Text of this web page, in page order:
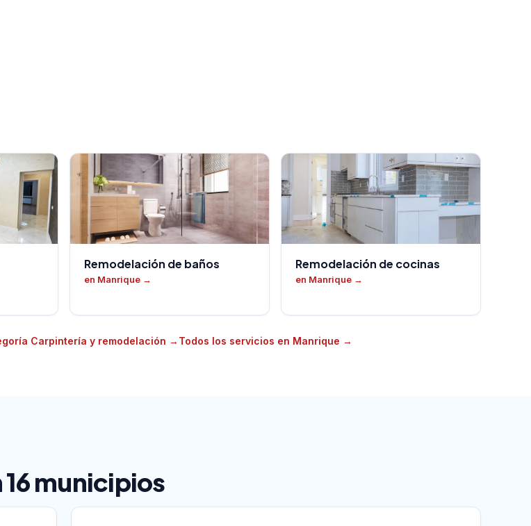
Remodelación de baños
en Manrique →
Remodelación de cocinas
en Manrique →
Carpintería y remodelación → Todos los servicios en Manrique →
municipios